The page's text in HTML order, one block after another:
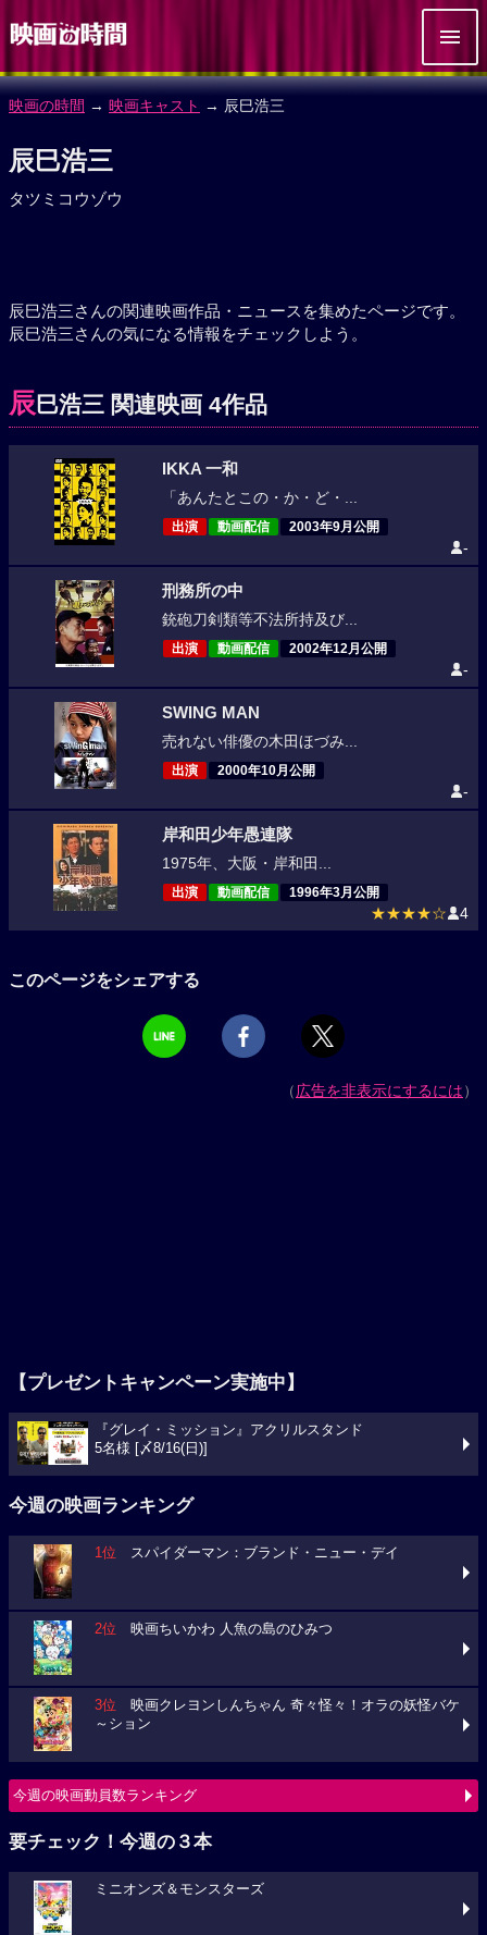
映画の時間 → 映画キャスト → 辰巳浩三
辰巳浩三
タツミコウゾウ
辰巳浩三さんの関連映画作品・ニュースを集めたページです。
辰巳浩三さんの気になる情報をチェックしよう。
辰 巳浩三 関連映画 4作品
IKKA 一和
「あんたとこの・か・ど・...
出演 動画配信 2003年9月公開
-
刑務所の中
銃砲刀剣類等不法所持及び...
出演 動画配信 2002年12月公開
-
SWING MAN
売れない俳優の木田ほづみ...
出演 2000年10月公開
-
岸和田少年愚連隊
1975年、大阪・岸和田...
出演 動画配信 1996年3月公開
★★★★☆ 4
このページをシェアする
（広告を非表示にするには）
【プレゼントキャンペーン実施中】
『グレイ・ミッション』アクリルスタンド
5名様 [〆8/16(日)]
今週の映画ランキング
1位 スパイダーマン：ブランド・ニュー・デイ
2位 映画ちいかわ 人魚の島のひみつ
3位 映画クレヨンしんちゃん 奇々怪々！オラの妖怪バケ
～ション
今週の映画動員数ランキング
要チェック！今週の３本
ミニオンズ＆モンスターズ